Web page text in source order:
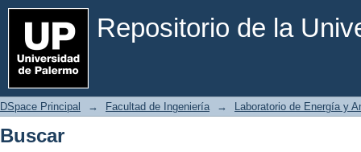
Repositorio de la
Buscar
DSpace Principal → Facultad de Ingeniería → Laboratorio de Energía y
Buscar